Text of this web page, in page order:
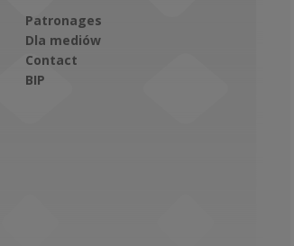
Patronages
Dla mediów
Contact
BIP